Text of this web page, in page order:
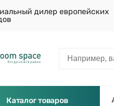
дилер европейских
Каталог товаров